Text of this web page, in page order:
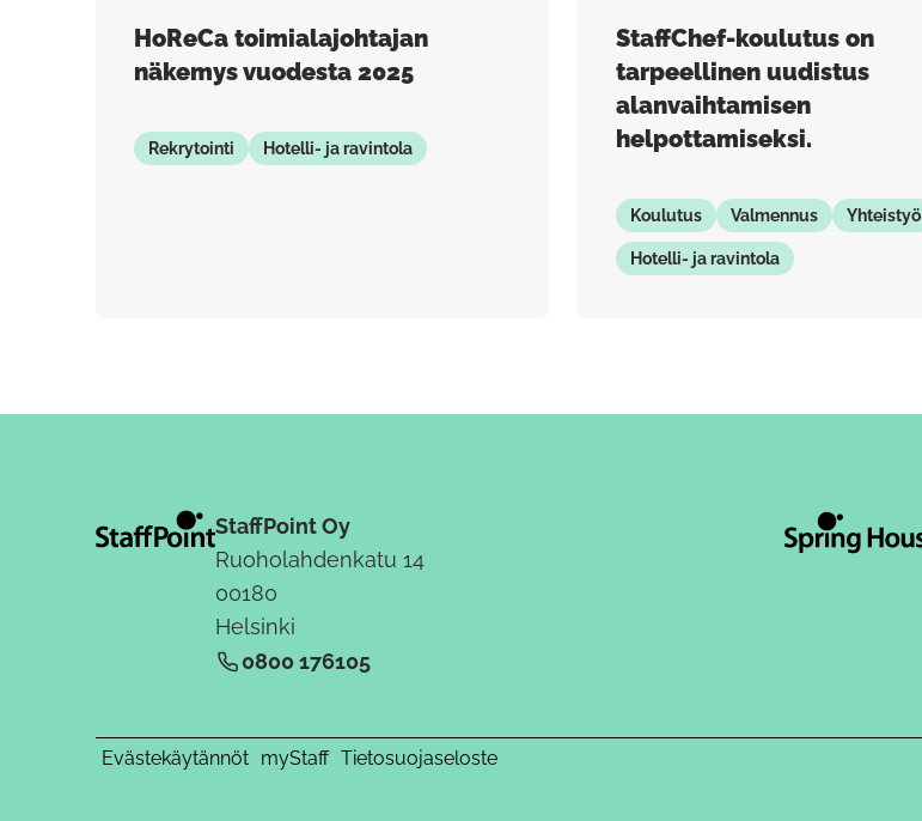
HoReCa toimialajohtajan
näkemys vuodesta 2025
Rekrytointi Hotelli- ja ravintola
StaffChef-koulutus on
tarpeellinen uudistus
alanvaihtamisen
helpottamiseksi.
Koulutus Valmennus Yhteistyö
Hotelli- ja ravintola
StaffPoint Oy
Ruoholahdenkatu 14
00180
Helsinki
0800 176105
Evästekäytännöt myStaff Tietosuojaseloste